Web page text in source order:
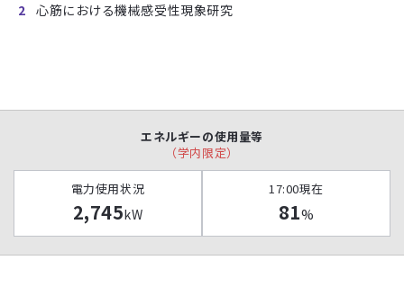
心筋における機械感受性現象研究
エネルギーの使用量等
（学内限定）
電力使用状況
2,745kW
17:00現在
81%